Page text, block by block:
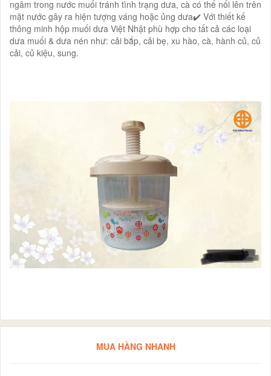
ngâm trong nước muối tránh tình trạng dưa, cà có thể nổi lên trên
mặt nước gây ra hiện tượng váng hoặc ủng dưa✔️ Với thiết kế
thông minh hộp muối dưa Việt Nhật phù hợp cho tất cả các loại
dưa muối & dưa nén như: cải bắp, cải bẹ, xu hào, cà, hành củ, củ
cải, củ kiệu, sung.
MUA HÀNG NHANH